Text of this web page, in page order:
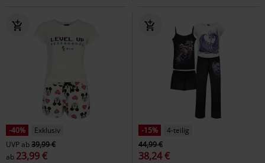
-40%
Exklusiv
UVPab39,99 €
ab 23,99 €
-15%
4-teilig
44,99 €
38,24 €